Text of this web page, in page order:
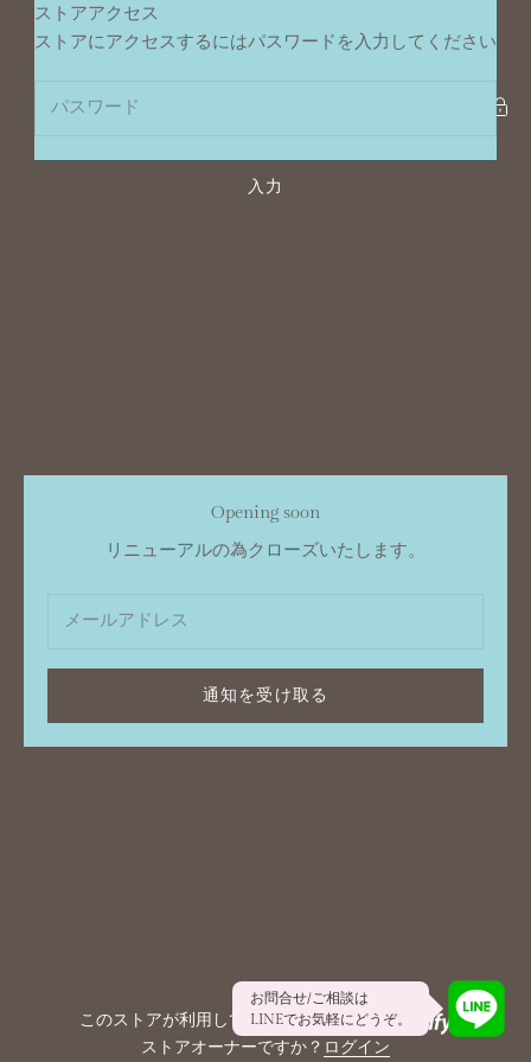
コンテンツへスキップ
ストアアクセス
ストアにアクセスするにはパスワードを入力してください
入力
Opening soon
リニューアルの為クローズいたします。
通知を受け取る
このストアが利用しているシステムは
ストアオーナーですか？ ログイン
お問合せ/ご相談は
LINEでお気軽にどうぞ。